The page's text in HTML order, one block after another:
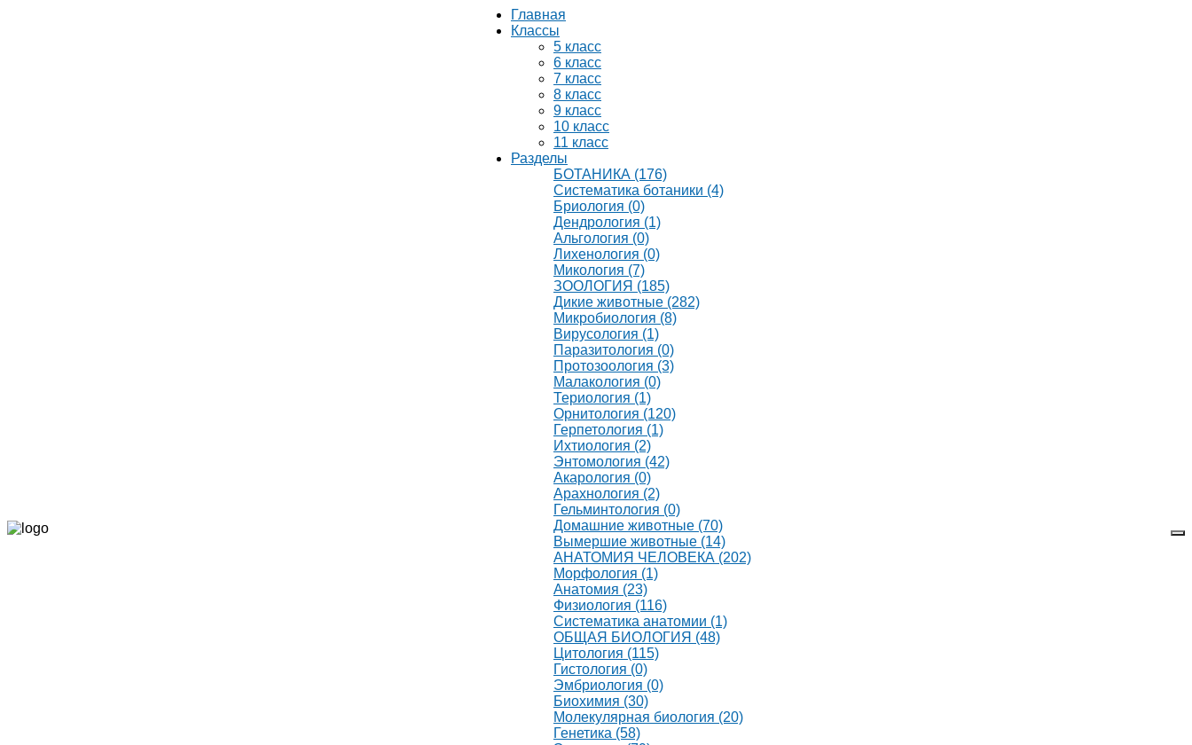
Главная
Классы
5 класс
6 класс
7 класс
8 класс
9 класс
10 класс
11 класс
Разделы
БОТАНИКА (176)
Систематика ботаники (4)
Бриология (0)
Дендрология (1)
Альгология (0)
Лихенология (0)
Микология (7)
ЗООЛОГИЯ (185)
Дикие животные (282)
Микробиология (8)
Вирусология (1)
Паразитология (0)
Протозоология (3)
Малакология (0)
Териология (1)
Орнитология (120)
Герпетология (1)
Ихтиология (2)
Энтомология (42)
Акарология (0)
Арахнология (2)
Гельминтология (0)
Домашние животные (70)
Вымершие животные (14)
АНАТОМИЯ ЧЕЛОВЕКА (202)
Морфология (1)
Анатомия (23)
Физиология (116)
Систематика анатомии (1)
ОБЩАЯ БИОЛОГИЯ (48)
Цитология (115)
Гистология (0)
Эмбриология (0)
Биохимия (30)
Молекулярная биология (20)
Генетика (58)